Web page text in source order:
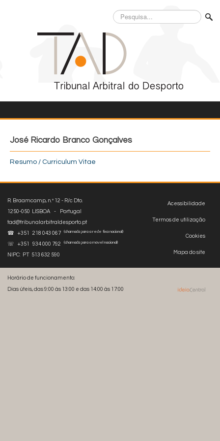
Pesquisa...
José Ricardo Branco Gonçalves
Resumo / Curriculum Vitae
Acessibilidade
Termos de utilização
Cookies
Mapa do site
R. Braamcamp, n.º 12 - R/c Dto.
1250-050 LISBOA - Portugal
tad@tribunalarbitraldesporto.pt
☎ +351 218 043 067
(chamada para a rede fixa nacional)
☏ +351 934 000 792 (chamada para a móvel nacional)
NIPC: PT 513 632 590
Horário de funcionamento:
Dias úteis, das 9:00 às 13:00 e das 14:00 às 17:00